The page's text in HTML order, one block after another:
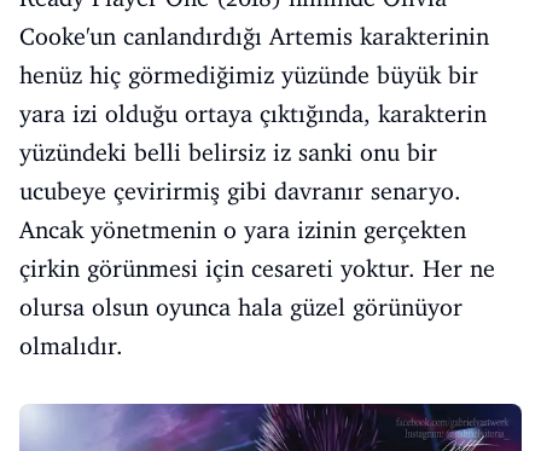
Cooke'un canlandırdığı Artemis karakterinin
henüz hiç görmediğimiz yüzünde büyük bir
yara izi olduğu ortaya çıktığında, karakterin
yüzündeki belli belirsiz iz sanki onu bir
ucubeye çevirirmiş gibi davranır senaryo.
Ancak yönetmenin o yara izinin gerçekten
çirkin görünmesi için cesareti yoktur. Her ne
olursa olsun oyunca hala güzel görünüyor
olmalıdır.